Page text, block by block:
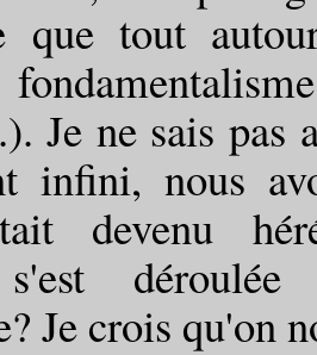
que tout
Je ne sais
infini, nous
devenu
Je crois qu'on